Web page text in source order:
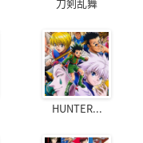
刀剣乱舞
HUNTER...